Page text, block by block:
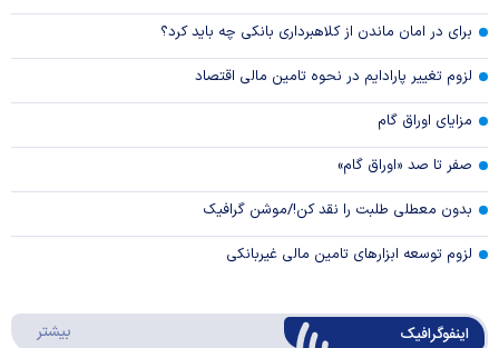
برای در امان ماندن از کلاهبرداری بانکی چه باید کرد؟
لزوم تغییر پارادایم در نحوه تامین مالی اقتصاد
مزایای اوراق گام
صفر تا صد «اوراق گام»
بدون معطلی طلبت را نقد کن!/موشن گرافیک
لزوم توسعه ابزارهای تامین مالی غیربانکی
اینفوگرافیک بیشتر